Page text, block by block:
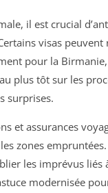
il est crucial
visas peuvent
pour la
plus tôt sur les
surprises.
et assurances
zones
les imprévus liés
modernisée